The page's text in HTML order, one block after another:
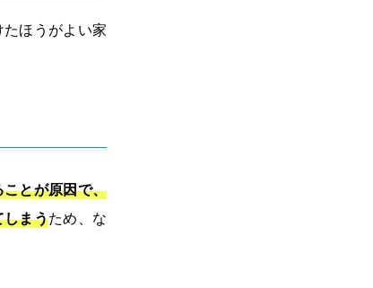
ほうがよい家
とが原因で、
しまうため、な